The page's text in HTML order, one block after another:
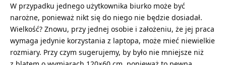
W przypadku jednego użytkownika biurko może być
narożne, ponieważ nikt się do niego nie będzie dosiadał.
Wielkość? Znowu, przy jednej osobie i założeniu, że jej praca
wymaga jedynie korzystania z laptopa, może mieć niewielkie
rozmiary. Przy czym sugerujemy, by było nie mniejsze niż